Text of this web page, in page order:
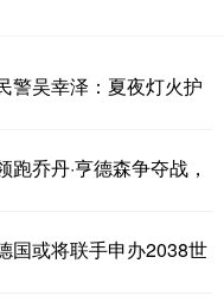
警吴幸泽：夏夜灯火护
乔丹·亨德森争夺战，
国或将联手申办2038世